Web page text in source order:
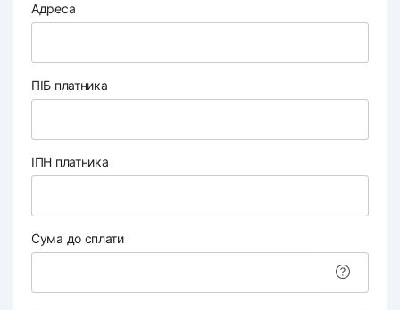
Адреса
ПІБ платника
ІПН платника
Сума до сплати